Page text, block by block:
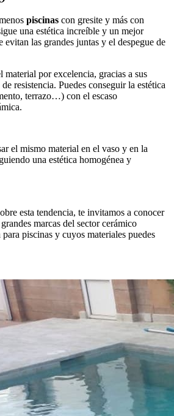
piscinas con gresite y más con
una estética increíble y un mejor
evitan las grandes juntas y el despegue de
material por excelencia, gracias a sus
resistencia. Puedes conseguir la estética
terrazo…) con el escaso
el mismo material en el vaso y en la
una estética homogénea y
esta tendencia, te invitamos a conocer
marcas del sector cerámico
piscinas y cuyos materiales puedes